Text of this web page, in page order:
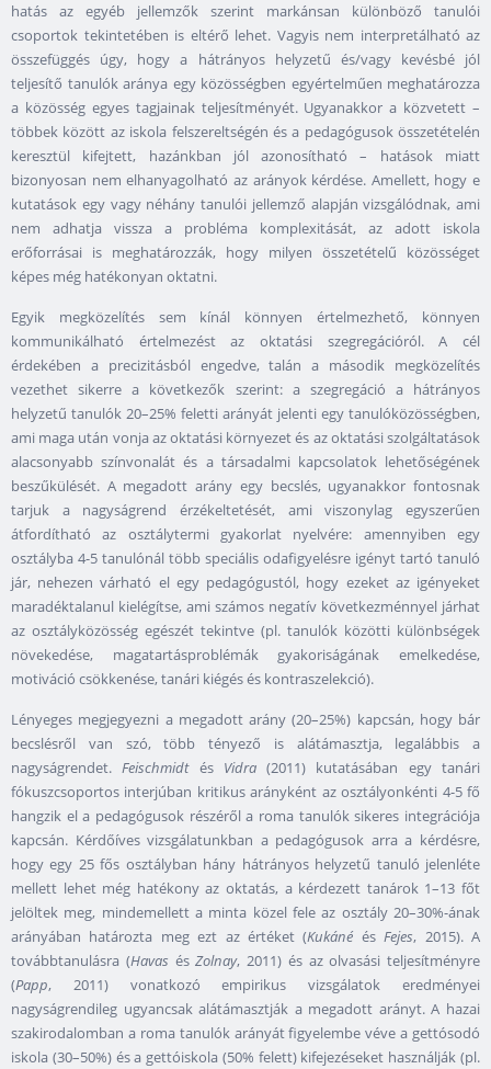
hatás az egyéb jellemzők szerint markánsan különböző tanulói
csoportok tekintetében is eltérő lehet. Vagyis nem interpretálható az
összefüggés úgy, hogy a hátrányos helyzetű és/vagy kevésbé jól
teljesítő tanulók aránya egy közösségben egyértelműen meghatározza
a közösség egyes tagjainak teljesítményét. Ugyanakkor a közvetett –
többek között az iskola felszereltségén és a pedagógusok összetételén
keresztül kifejtett, hazánkban jól azonosítható – hatások miatt
bizonyosan nem elhanyagolható az arányok kérdése. Amellett, hogy e
kutatások egy vagy néhány tanulói jellemző alapján vizsgálódnak, ami
nem adhatja vissza a probléma komplexitását, az adott iskola
erőforrásai is meghatározzák, hogy milyen összetételű közösséget
képes még hatékonyan oktatni.
Egyik megközelítés sem kínál könnyen értelmezhető, könnyen
kommunikálható értelmezést az oktatási szegregációról. A cél
érdekében a precizitásból engedve, talán a második megközelítés
vezethet sikerre a következők szerint: a szegregáció a hátrányos
helyzetű tanulók 20–25% feletti arányát jelenti egy tanulóközösségben,
ami maga után vonja az oktatási környezet és az oktatási szolgáltatások
alacsonyabb színvonalát és a társadalmi kapcsolatok lehetőségének
beszűkülését. A megadott arány egy becslés, ugyanakkor fontosnak
tarjuk a nagyságrend érzékeltetését, ami viszonylag egyszerűen
átfordítható az osztálytermi gyakorlat nyelvére: amennyiben egy
osztályba 4-5 tanulónál több speciális odafigyelésre igényt tartó tanuló
jár, nehezen várható el egy pedagógustól, hogy ezeket az igényeket
maradéktalanul kielégítse, ami számos negatív következménnyel járhat
az osztályközösség egészét tekintve (pl. tanulók közötti különbségek
növekedése, magatartásproblémák gyakoriságának emelkedése,
motiváció csökkenése, tanári kiégés és kontraszelekció).
Lényeges megjegyezni a megadott arány (20–25%) kapcsán, hogy bár
becslésről van szó, több tényező is alátámasztja, legalábbis a
nagyságrendet.Feischmidt és Vidra(2011) kutatásában egy tanári
fókuszcsoportos interjúban kritikus arányként az osztályonkénti 4-5 fő
hangzik el a pedagógusok részéről a roma tanulók sikeres integrációja
kapcsán. Kérdőíves vizsgálatunkban a pedagógusok arra a kérdésre,
hogy egy 25 fős osztályban hány hátrányos helyzetű tanuló jelenléte
mellett lehet még hatékony az oktatás, a kérdezett tanárok 1–13 főt
jelöltek meg, mindemellett a minta közel fele az osztály 20–30%-ának
arányában határozta meg ezt az értéket (Kukáné ésFejes, 2015). A
továbbtanulásra (Havas ésZolnay, 2011) és az olvasási teljesítményre
(Papp, 2011) vonatkozó empirikus vizsgálatok eredményei
nagyságrendileg ugyancsak alátámasztják a megadott arányt. A hazai
szakirodalomban a roma tanulók arányát figyelembe véve a gettósodó
iskola (30–50%) és a gettóiskola (50% felett) kifejezéseket használják (pl.